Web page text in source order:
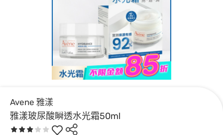
Avene 雅漾
雅漾玻尿酸瞬透水光霜50ml